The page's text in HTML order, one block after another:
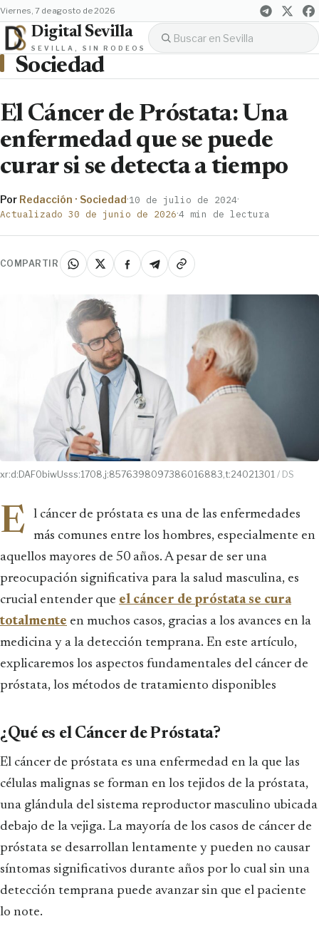
viernes, 7 de agosto de 2026
Digital Sevilla
SEVILLA, SIN RODEOS
Sociedad
El Cáncer de Próstata: Una
enfermedad que se puede
curar si se detecta a tiempo
Por Redacción · Sociedad·10 de julio de 2024·
Actualizado 30 de junio de 2026·4 min de lectura
COMPARTIR
xr:d:DAF0biwUsss:1708,j:8576398097386016883,t:24021301 / DS
E
l cáncer de próstata es una de las enfermedades
más comunes entre los hombres, especialmente en
aquellos mayores de 50 años. A pesar de ser una
preocupación significativa para la salud masculina, es
crucial entender que el cáncer de próstata se cura
totalmente en muchos casos, gracias a los avances en la
medicina y a la detección temprana. En este artículo,
explicaremos los aspectos fundamentales del cáncer de
próstata, los métodos de tratamiento disponibles
¿Qué es el Cáncer de Próstata?
El cáncer de próstata es una enfermedad en la que las
células malignas se forman en los tejidos de la próstata,
una glándula del sistema reproductor masculino ubicada
debajo de la vejiga. La mayoría de los casos de cáncer de
próstata se desarrollan lentamente y pueden no causar
síntomas significativos durante años por lo cual sin una
detección temprana puede avanzar sin que el paciente
lo note.